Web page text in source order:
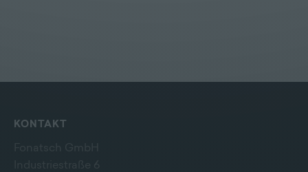
KONTAKT